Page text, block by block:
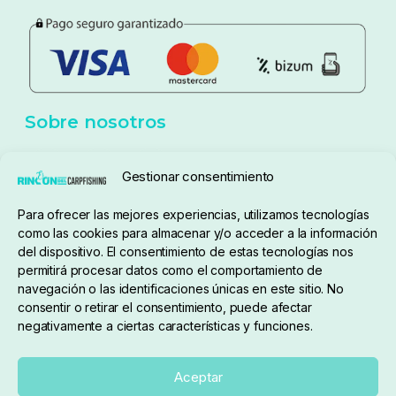
Gestionar consentimiento
Para ofrecer las mejores experiencias, utilizamos tecnologías
como las cookies para almacenar y/o acceder a la información
del dispositivo. El consentimiento de estas tecnologías nos
permitirá procesar datos como el comportamiento de
navegación o las identificaciones únicas en este sitio. No
consentir o retirar el consentimiento, puede afectar
negativamente a ciertas características y funciones.
Aceptar
Política de privacidad
Aviso Legal
Sobre nosotros